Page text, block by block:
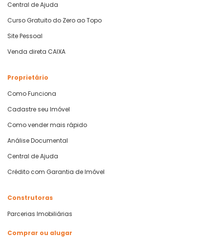
Central de Ajuda
Curso Gratuito do Zero ao Topo
Site Pessoal
Venda direta CAIXA
Proprietário
Como Funciona
Cadastre seu Imóvel
Como vender mais rápido
Análise Documental
Central de Ajuda
Crédito com Garantia de Imóvel
Construtoras
Parcerias Imobiliárias
Comprar ou alugar